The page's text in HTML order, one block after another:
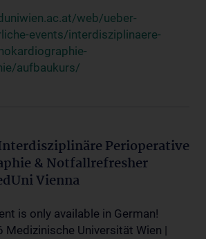
web/ueber-
events/interdisziplinaere-
aufbaukurs/
Perioperative
& Notfallrefresher
Vienna
is only available in German!
Medizinische Universität Wien |